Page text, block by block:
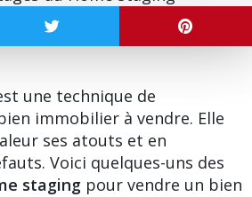
une technique de
immobilier à vendre. Elle
ses atouts et en
Voici quelques-uns des
staging pour vendre un bien